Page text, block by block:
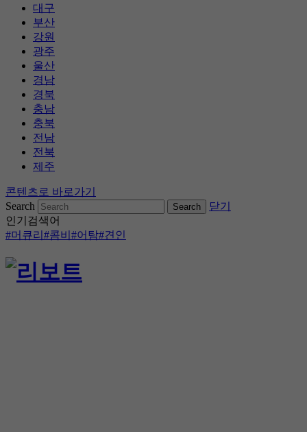
대구
부산
강원
광주
울산
경남
경북
충남
충북
전남
전북
제주
콘텐츠로 바로가기
Search
닫기
인기검색어
#머큐리 #콤비 #어탐#견인